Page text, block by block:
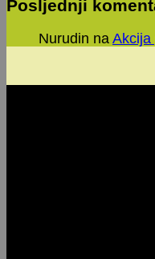
Posljednji
Nurudin na Akcija